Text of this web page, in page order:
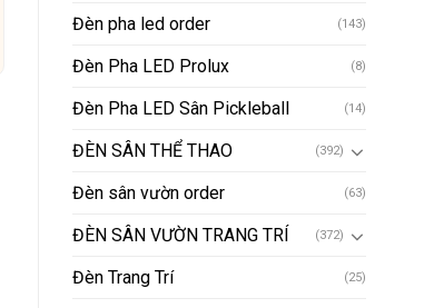
Đèn pha led order (143)
Đèn Pha LED Prolux (8)
Đèn Pha LED Sân Pickleball (14)
ĐÈN SÂN THỂ THAO (392)
Đèn sân vườn order (63)
ĐÈN SÂN VƯỜN TRANG TRÍ (372)
Đèn Trang Trí (25)